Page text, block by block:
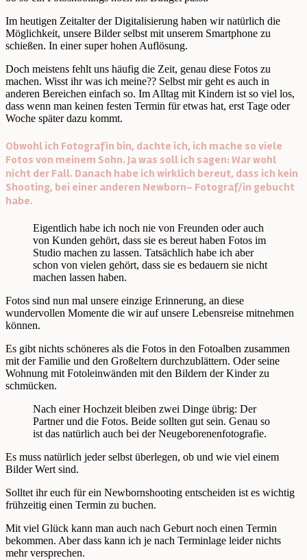
Im heutigen Zeitalter der Digitalisierung haben wir natürlich die
Möglichkeit, unsere Bilder selbst mit unserem Smartphone zu
schießen. In einer super hohen Auflösung.
Doch meistens fehlt uns häufig die Zeit, genau diese Fotos zu
machen. Wisst ihr was ich meine?? Selbst mir geht es auch in
anderen Bereichen einfach so. Im Alltag mit Kindern ist so viel los,
dass wenn man keinen festen Termin für etwas hat, erst Tage oder
Woche später dazu kommt.
Obwohl ich Fotografin bin, dachte ich, ich mache so viele
Fotos von meinem Sohn. Ja was soll ich sagen: War wohl
nicht der Fall. Danach habe ich wirklich bereut, dass ich kein
Shooting, bei einer anderen Newborn- Fotograf/in gebucht
habe.
Eigentlich habe ich noch nie von Freunden oder auch
von Kunden gehört, dass sie es bereut haben Fotos im
Studio machen zu lassen. Tatsächlich habe ich aber
schon von vielen gehört, dass sie es bedauern sie nicht
machen lassen haben.
Fotos sind nun mal unsere einzige Erinnerung, an diese
wundervollen Momente die wir auf unsere Lebensreise mitnehmen
können.
Es gibt nichts schöneres als die Fotos in den Fotoalben zusammen
mit der Familie und den Großeltern durchzublättern. Oder seine
Wohnung mit Fotoleinwänden mit den Bildern der Kinder zu
schmücken.
Nach einer Hochzeit bleiben zwei Dinge übrig: Der
Partner und die Fotos. Beide sollten gut sein. Genau so
ist das natürlich auch bei der Neugeborenenfotografie.
Es muss natürlich jeder selbst überlegen, ob und wie viel einem
Bilder Wert sind.
Solltet ihr euch für ein Newbornshooting entscheiden ist es wichtig
frühzeitig einen Termin zu buchen.
Mit viel Glück kann man auch nach Geburt noch einen Termin
bekommen. Aber dass kann ich je nach Terminlage leider nichts
mehr versprechen.